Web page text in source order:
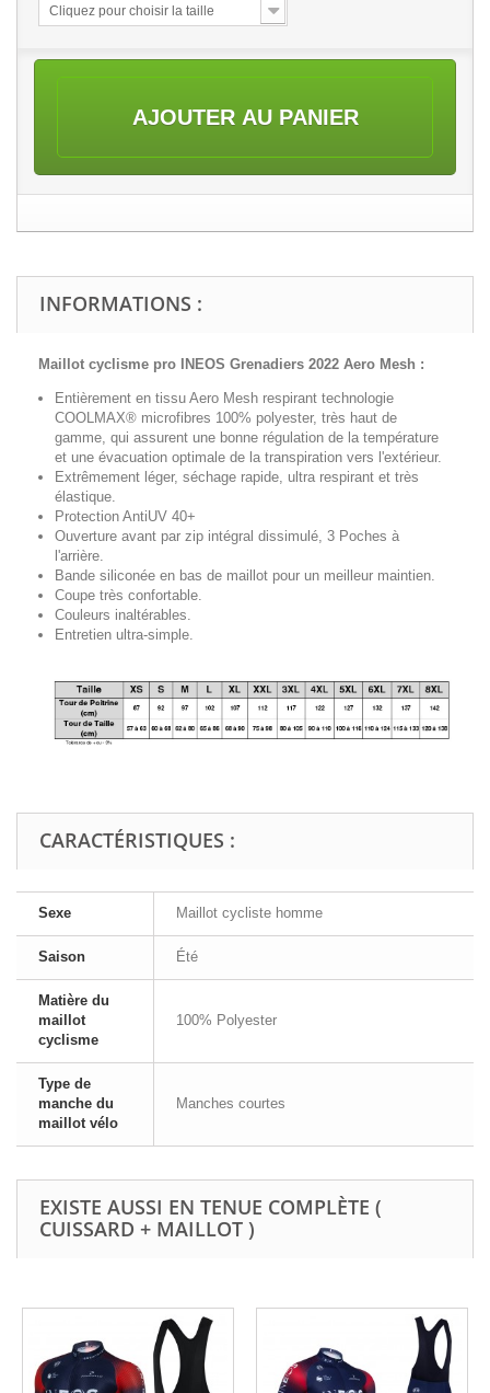
Cliquez pour choisir la taille
AJOUTER AU PANIER
INFORMATIONS :
Maillot cyclisme pro INEOS Grenadiers 2022 Aero Mesh :
Entièrement en tissu Aero Mesh respirant technologie
COOLMAX® microfibres 100% polyester, très haut de
gamme, qui assurent une bonne régulation de la température
et une évacuation optimale de la transpiration vers l'extérieur.
Extrêmement léger, séchage rapide, ultra respirant et très
élastique.
Protection AntiUV 40+
Ouverture avant par zip intégral dissimulé, 3 Poches à
l'arrière.
Bande siliconée en bas de maillot pour un meilleur maintien.
Coupe très confortable.
Couleurs inaltérables.
Entretien ultra-simple.
CARACTÉRISTIQUES :
Sexe Maillot cycliste homme
Saison Été
Matière du
maillot
cyclisme
100% Polyester
Type de
manche du
maillot vélo
Manches courtes
EXISTE AUSSI EN TENUE COMPLÈTE (
CUISSARD + MAILLOT )